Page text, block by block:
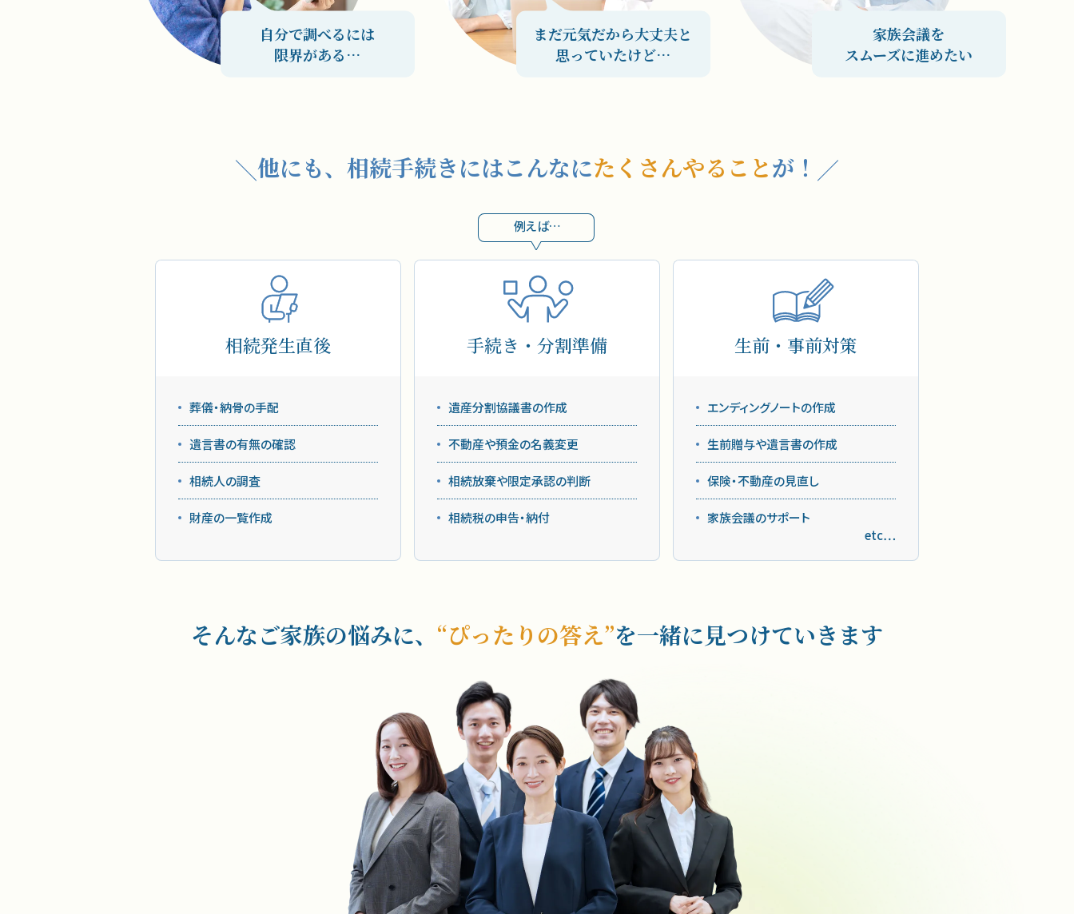
自分で調べるには
限界がある…
まだ元気だから大丈夫と
思っていたけど…
家族会議を
スムーズに進めたい
他にも、相続手続きにはこんなにたくさんやることが！
例えば…
相続発生直後
葬儀・納骨の手配
遺言書の有無の確認
相続人の調査
財産の一覧作成
手続き・分割準備
遺産分割協議書の作成
不動産や預金の名義変更
相続放棄や限定承認の判断
相続税の申告・納付
生前・事前対策
エンディングノートの作成
生前贈与や遺言書の作成
保険・不動産の見直し
家族会議のサポート
etc…
そんなご家族の悩みに、 “ぴったりの答え”を一緒に見つけていきます